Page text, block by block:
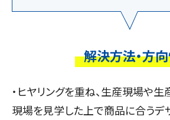
解決方法・方
・ヒヤリングを重ね、生産現場や
現場を見学した上で商品に合うデ